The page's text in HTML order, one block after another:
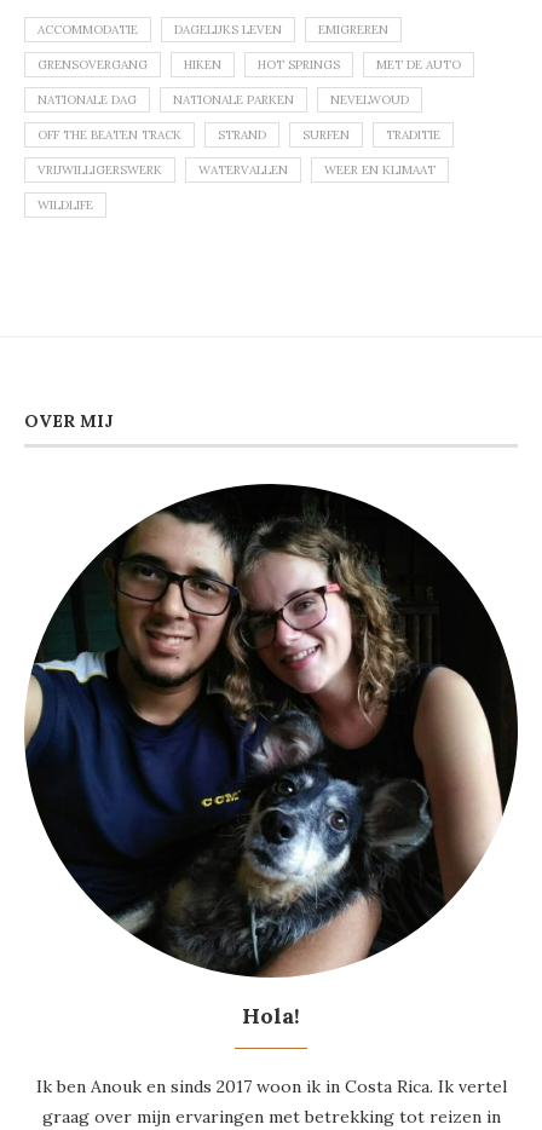
ACCOMMODATIE DAGELIJKS LEVEN EMIGREREN
GRENSOVERGANG HIKEN HOT SPRINGS MET DE AUTO
NATIONALE DAG NATIONALE PARKEN NEVELWOUD
OFF THE BEATEN TRACK STRAND SURFEN TRADITIE
VRIJWILLIGERSWERK WATERVALLEN WEER EN KLIMAAT
WILDLIFE
OVER MIJ
Hola!
Ik ben Anouk en sinds 2017 woon ik in Costa Rica. Ik vertel
graag over mijn ervaringen met betrekking tot reizen in